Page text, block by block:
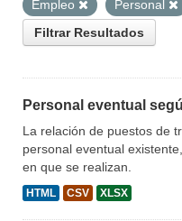
Empleo
Personal
Filtrar Resultados
Personal eventual
La relación de puestos de
personal eventual
en que se realizan.
HTML CSV XLSX